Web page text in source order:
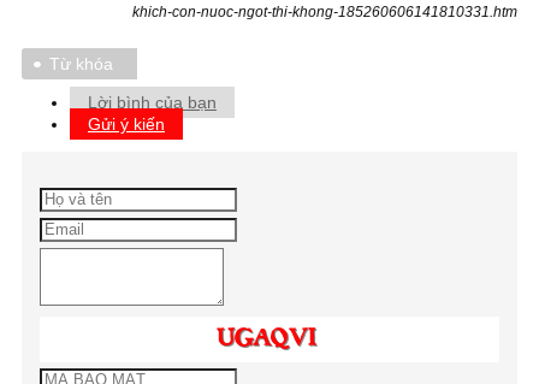
khich-con-nuoc-ngot-thi-khong-185260606141810331.htm
Từ khóa
Lời bình của bạn
Gửi ý kiến